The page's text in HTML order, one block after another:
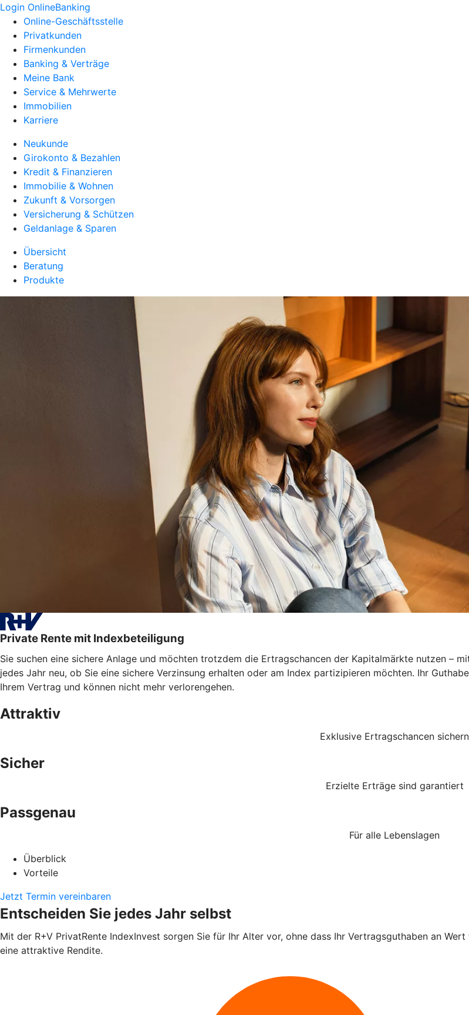
Login OnlineBanking
Online-Geschäftsstelle
Privatkunden
Firmenkunden
Banking & Verträge
Meine Bank
Service & Mehrwerte
Immobilien
Karriere
Neukunde
Girokonto & Bezahlen
Kredit & Finanzieren
Immobilie & Wohnen
Zukunft & Vorsorgen
Versicherung & Schützen
Geldanlage & Sparen
Übersicht
Beratung
Produkte
Private Rente mit Indexbeteiligung
Sie suchen eine sichere Anlage und möchten trotzdem die Ertragschancen der Kapitalmärkte nutzen –
jedes Jahr neu, ob Sie eine sichere Verzinsung erhalten oder am Index partizipieren möchten. Ihr
Ihrem Vertrag und können nicht mehr verlorengehen.
Attraktiv
Exklusive Ertragschancen sichern
Sicher
Erzielte Erträge sind garantiert
Passgenau
Für alle Lebenslagen
Überblick
Vorteile
Jetzt Termin vereinbaren
Entscheiden Sie jedes Jahr selbst
Mit der R+V PrivatRente IndexInvest sorgen Sie für Ihr Alter vor, ohne dass Ihr Vertragsguthaben an
eine attraktive Rendite.